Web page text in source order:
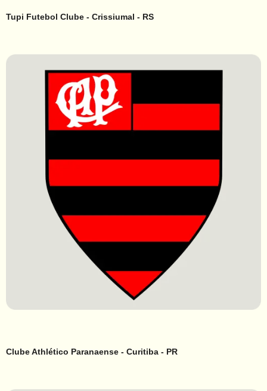
Tupi Futebol Clube - Crissiumal - RS
Clube Athlético Paranaense - Curitiba - PR